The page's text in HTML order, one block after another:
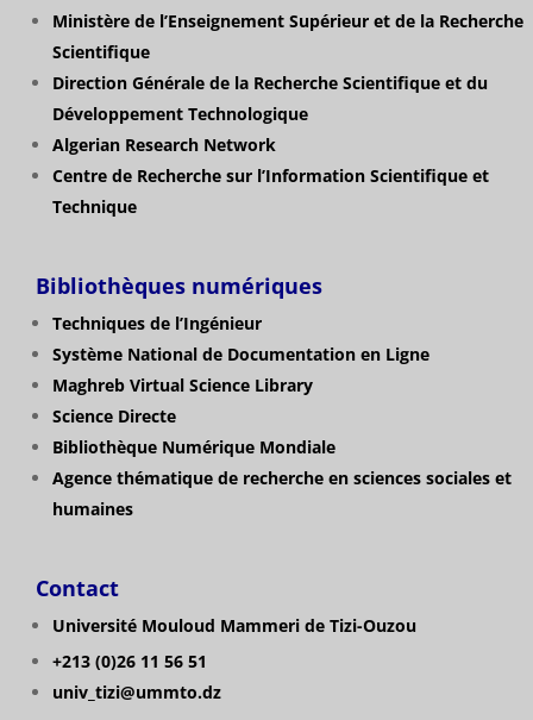
Ministère de l’Enseignement Supérieur et de la Recherche
Scientifique
Direction Générale de la Recherche Scientifique et du
Développement Technologique
Algerian Research Network
Centre de Recherche sur l’Information Scientifique et
Technique
Bibliothèques numériques
Techniques de l’Ingénieur
Système National de Documentation en Ligne
Maghreb Virtual Science Library
Science Directe
Bibliothèque Numérique Mondiale
Agence thématique de recherche en sciences sociales et
humaines
Contact
Université Mouloud Mammeri de Tizi-Ouzou
+213 (0)26 11 56 51
univ_tizi@ummto.dz